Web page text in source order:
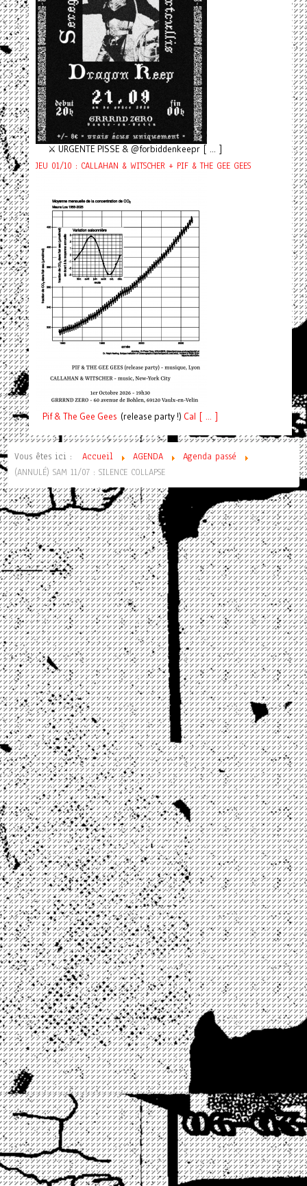
⚔️ URGENTE PISSE & @forbiddenkeepr [ ... ]
JEU 01/10 : CALLAHAN & WITSCHER + PIF & THE GEE GEES
Pif& The Gee Gees (release party !) Cal [ ... ]
Vous êtes ici : Accueil AGENDA
Agenda passé
(ANNULÉ) SAM 11/07 : SILENCE COLLAPSE